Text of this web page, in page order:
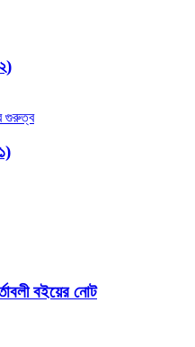
বইয়ের নোট